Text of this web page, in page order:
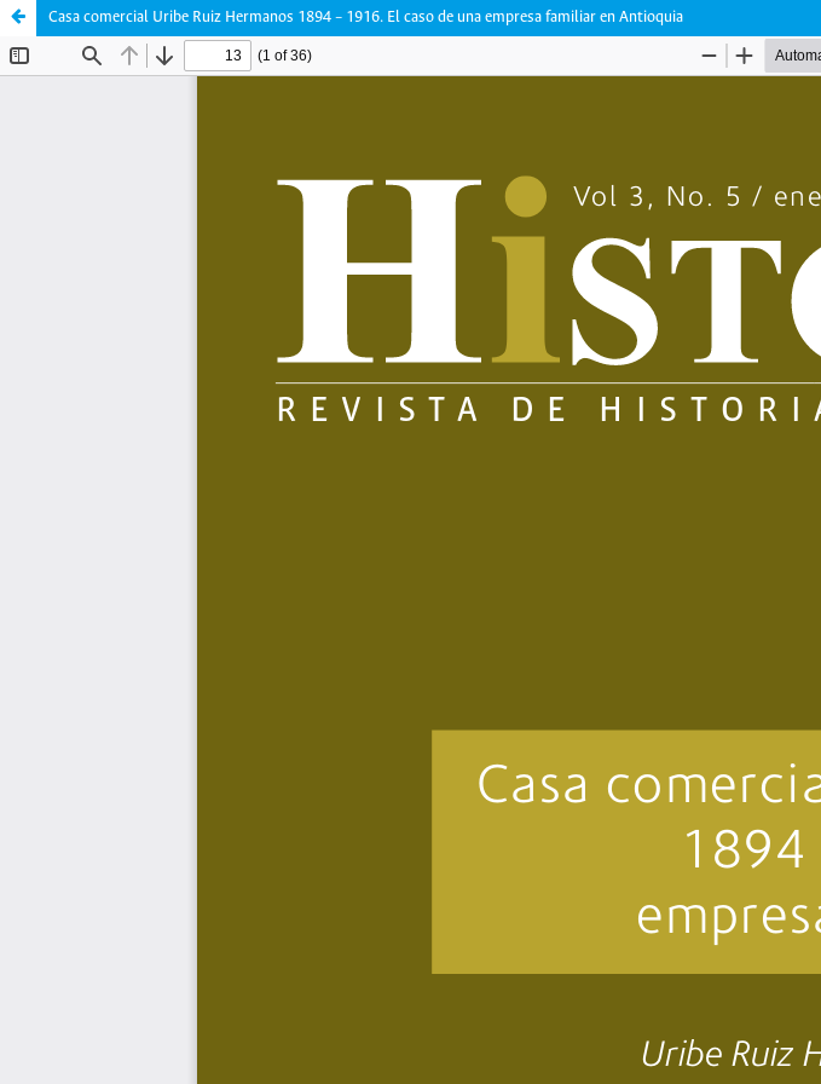
Casa comercial Uribe Ruiz Hermanos 1894 – 1916. El caso de una empresa familiar en Antioquia